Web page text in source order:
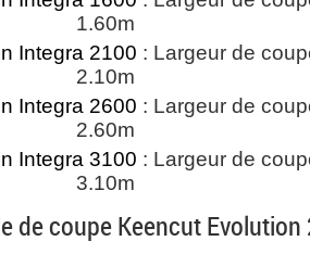
1.60m
Integra 2100 : Largeur de
2.10m
Integra 2600 : Largeur de
2.60m
Integra 3100 : Largeur de
3.10m
de coupe Keencut Evolution